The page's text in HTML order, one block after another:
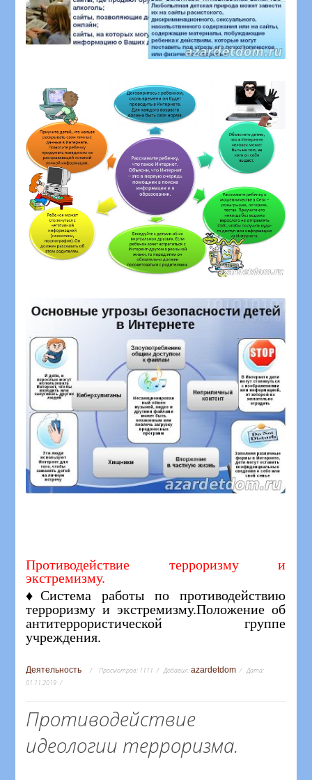
Противодействие терроризму и
экстремизму.
♦Система работы по противодействию
терроризму и экстремизму.Положение об
антитеррористической группе
учреждения.
Деятельность Просмотров: 1111 Добавил:azardetdom
Дата:
01.11.2019
Противодействие
идеологии терроризма.